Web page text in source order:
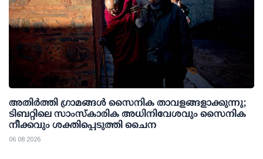
അതിര്‍ത്തി ഗ്രാമങ്ങള്‍ സൈനിക താവളങ്ങളാക്കുന്നു;
ടിബറ്റിലെ സാംസ്‌കാരിക അധിനിവേശവും സൈനിക
നീക്കവും ശക്തിപ്പെടുത്തി ചൈന
06 08 2026